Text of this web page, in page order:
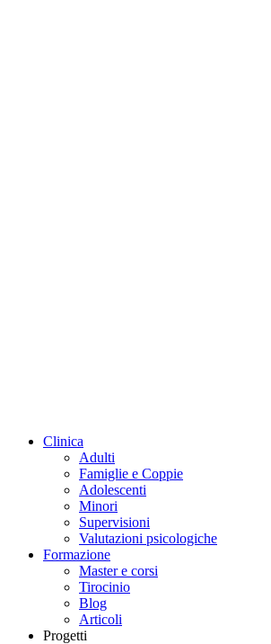
Clinica
Adulti
Famiglie e Coppie
Adolescenti
Minori
Supervisioni
Valutazioni psicologiche
Formazione
Master e corsi
Tirocinio
Blog
Articoli
Progetti